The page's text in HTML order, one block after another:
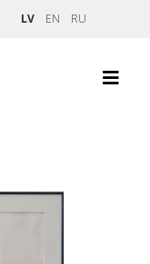
LV EN RU